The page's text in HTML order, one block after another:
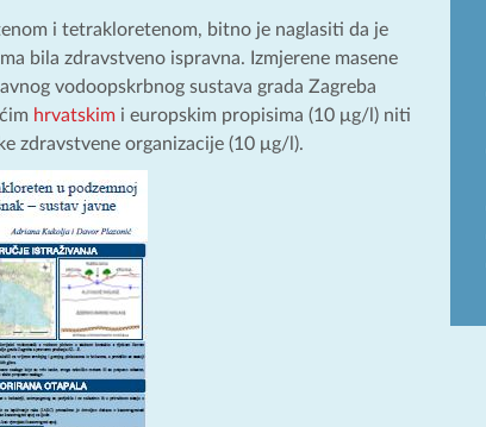
i tetrakloretenom, bitno je naglasiti da je
bila zdravstveno ispravna. Izmjerene masene
vodoopskrbnog sustava grada Zagreba
hrvatskim i europskim propisima (10 μg/l) niti
zdravstvene organizacije (10 μg/l).